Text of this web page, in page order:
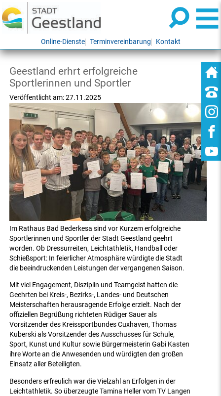
Online-Dienste Terminvereinbarung Kontakt
Geestland erhrt erfolgreiche
Sportlerinnen und Sportler
Veröffentlicht am:27.11.2025
Im Rathaus Bad Bederkesa sind vor Kurzem erfolgreiche
Sportlerinnen und Sportler der Stadt Geestland geehrt
worden. Ob Dressurreiten, Leichtathletik, Handball oder
Schießsport: In feierlicher Atmosphäre würdigte die Stadt
die beeindruckenden Leistungen der vergangenen Saison.
Mit viel Engagement, Disziplin und Teamgeist hatten die
Geehrten bei Kreis-, Bezirks-, Landes- und Deutschen
Meisterschaften herausragende Erfolge erzielt. Nach der
offiziellen Begrüßung richteten Rüdiger Sauer als
Vorsitzender des Kreissportbundes Cuxhaven, Thomas
Kuberski als Vorsitzender des Ausschusses für Schule,
Sport, Kunst und Kultur sowie Bürgermeisterin Gabi Kasten
ihre Worte an die Anwesenden und würdigten den großen
Einsatz aller Beteiligten.
Besonders erfreulich war die Vielzahl an Erfolgen in der
Leichtathletik. So überzeugte Tamina Heller vom TV Langen